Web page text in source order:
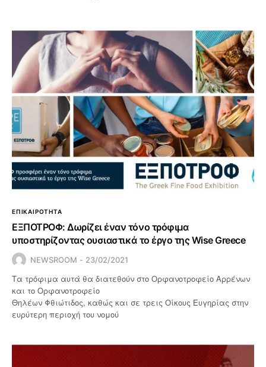
ΕΠΙΚΑΙΡΟΤΗΤΑ
ΕΞΠΟΤΡΟΦ: Δωρίζει έναν τόνο τρόφιμα
υποστηρίζοντας ουσιαστικά το έργο της Wise Greece
NEWSROOM 23/02/2021
Τα τρόφιμα αυτά θα διατεθούν στο Ορφανοτροφείο Αρρένων
και το Ορφανοτροφείο
Θηλέων Φθιώτιδος, καθώς και σε τρεις Οίκους Ευγηρίας στην
ευρύτερη περιοχή του νομού